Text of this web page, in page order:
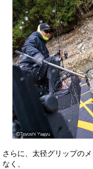
さらに、太径グリップの
なく、